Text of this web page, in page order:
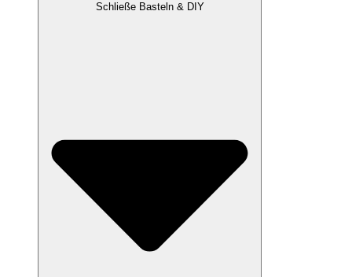
Schließe Basteln & DIY